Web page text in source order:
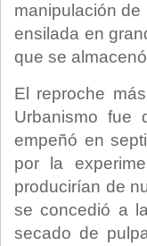
manipulación
ensilada en
que se
El reproche
Urbanismo fue
empeñó en
por la
producirían de
se concedió a
secado de